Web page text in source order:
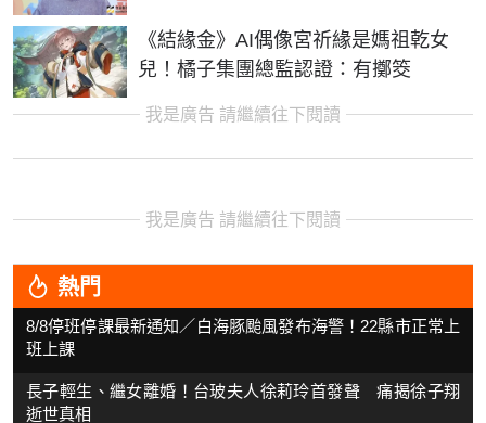
《結緣金》AI偶像宮祈緣是媽祖乾女
兒！橘子集團總監認證：有擲筊
我是廣告 請繼續往下閱讀
我是廣告 請繼續往下閱讀
熱門
8/8停班停課最新通知／白海豚颱風發布海警！22縣市正常上
班上課
長子輕生、繼女離婚！台玻夫人徐莉玲首發聲 痛揭徐子翔
逝世真相